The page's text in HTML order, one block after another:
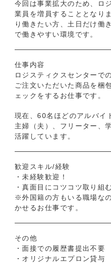
今回は事業拡大のため、ロ
業員を増員することとなり
り働きたい方、土日だけ働
で働きやすい環境です。
仕事内容
ロジスティクスセンターで
ご注文いただいた商品を梱
ェックをするお仕事です。
現在、60名ほどのアルバイ
主婦（夫）、フリーター、
活躍しています。
歓迎スキル/経験
・未経験歓迎！
・真面目にコツコツ取り
※外国籍の方もいる職場な
かせるお仕事です。
その他
・面接での履歴書提出不要
・オリジナルエプロン貸与